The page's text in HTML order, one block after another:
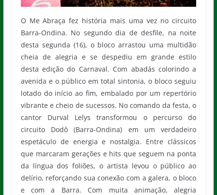
O Me Abraça fez história mais uma vez no circuito
Barra-Ondina. No segundo dia de desfile, na noite
desta segunda (16), o bloco arrastou uma multidão
cheia de alegria e se despediu em grande estilo
desta edição do Carnaval. Com abadás colorindo a
avenida e o público em total sintonia, o bloco seguiu
lotado do início ao fim, embalado por um repertório
vibrante e cheio de sucessos. No comando da festa, o
cantor Durval Lelys transformou o percurso do
circuito Dodô (Barra-Ondina) em um verdadeiro
espetáculo de energia e nostalgia. Entre clássicos
que marcaram gerações e hits que seguem na ponta
da língua dos foliões, o artista levou o público ao
delírio, reforçando sua conexão com a galera, o bloco
e com a Barra. Com muita animação, alegria